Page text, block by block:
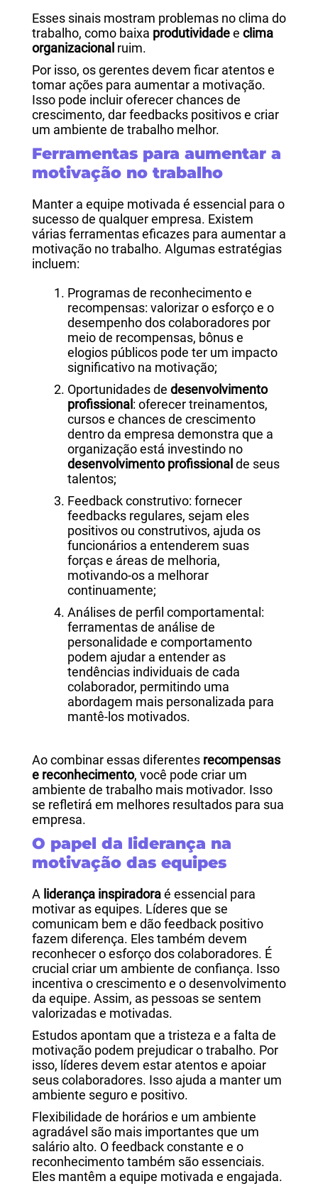
Esses sinais mostram problemas no clima do
trabalho, como baixa produtividadee clima
organizacionalruim.
Por isso, os gerentes devem ficar atentos e
tomar ações para aumentar a motivação.
Isso pode incluir oferecer chances de
crescimento, dar feedbacks positivos e criar
um ambiente de trabalho melhor.
Ferramentas para aumentar a
motivação no trabalho
Manter a equipe motivada é essencial para o
sucesso de qualquer empresa. Existem
várias ferramentas eficazes para aumentar a
motivação no trabalho. Algumas estratégias
incluem:
Programas de reconhecimento e
recompensas: valorizar o esforço e o
desempenho dos colaboradores por
meio de recompensas, bônus e
elogios públicos pode ter um impacto
significativo na motivação;
Oportunidades de desenvolvimento
profissional: oferecer treinamentos,
cursos e chances de crescimento
dentro da empresa demonstra que a
organização está investindo no
desenvolvimento profissionalde seus
talentos;
Feedback construtivo: fornecer
feedbacks regulares, sejam eles
positivos ou construtivos, ajuda os
funcionários a entenderem suas
forças e áreas de melhoria,
motivando-os a melhorar
continuamente;
Análises de perfil comportamental:
ferramentas de análise de
personalidade e comportamento
podem ajudar a entender as
tendências individuais de cada
colaborador, permitindo uma
abordagem mais personalizada para
mantê-los motivados.
Ao combinar essas diferentes recompensas
e reconhecimento, você pode criar um
ambiente de trabalho mais motivador. Isso
se refletirá em melhores resultados para sua
empresa.
O papel da liderança na
motivação das equipes
A liderança inspiradoraé essencial para
motivar as equipes. Líderes que se
comunicam bem e dão feedback positivo
fazem diferença. Eles também devem
reconhecer o esforço dos colaboradores. É
crucial criar um ambiente de confiança. Isso
incentiva o crescimento e o desenvolvimento
da equipe. Assim, as pessoas se sentem
valorizadas e motivadas.
Estudos apontam que a tristeza e a falta de
motivação podem prejudicar o trabalho. Por
isso, líderes devem estar atentos e apoiar
seus colaboradores. Isso ajuda a manter um
ambiente seguro e positivo.
Flexibilidade de horários e um ambiente
agradável são mais importantes que um
salário alto. O feedback constante e o
reconhecimento também são essenciais.
Eles mantêm a equipe motivada e engajada.